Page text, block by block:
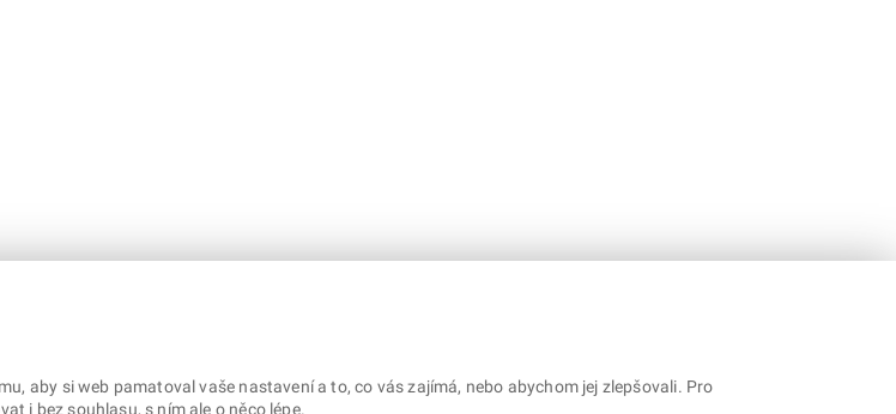
aby si web pamatoval vaše nastavení a to, co vás zajímá, nebo abychom jej zlepšovali. Pro
i bez souhlasu, s ním ale o něco lépe.